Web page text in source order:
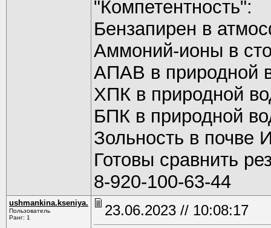
"Компетентность":
Бензапирен в
Аммоний-ионы в
АПАВ в природной
ХПК в природной
БПК в природной
Зольность в почве
Готовы сравнить
8-920-100-63-44
ushmankina.kseniya.
Пользователь
Ранг: 1
23.06.2023 // 10:08:17